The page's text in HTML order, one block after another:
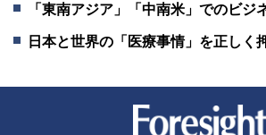
「東南アジア」「中南米」でのビジ
日本と世界の「医療事情」を正しく